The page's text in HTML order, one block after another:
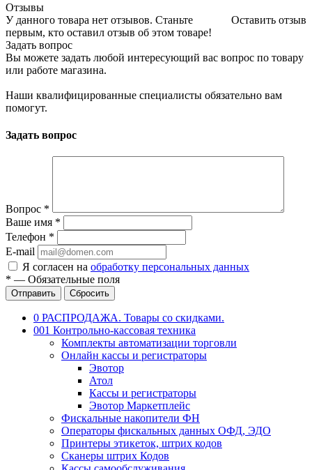
Отзывы
Оставить отзыв
У данного товара нет отзывов. Станьте
первым, кто оставил отзыв об этом товаре!
Задать вопрос
Вы можете задать любой интересующий вас вопрос по товару
или работе магазина.
Наши квалифицированные специалисты обязательно вам
помогут.
Задать вопрос
Вопрос *
Ваше имя *
Телефон *
E-mail
Я согласен на обработку персональных данных
* — Обязательные поля
Отправить Сбросить
0 РАСПРОДАЖА. Товары со скидками.
001 Контрольно-кассовая техника
Комплекты автоматизации торговли
Онлайн кассы и регистраторы
Эвотор
Атол
Кассы и регистраторы
Эвотор Маркетплейс
Фискальные накопители ФН
Операторы фискальных данных ОФД, ЭДО
Принтеры этикеток, штрих кодов
Сканеры штрих Кодов